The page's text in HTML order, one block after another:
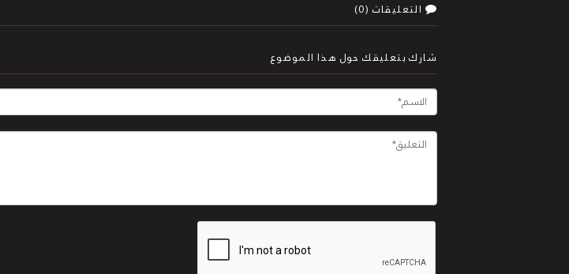
التعليقات (0)
شارك بتعليقك حول هذا الموضوع